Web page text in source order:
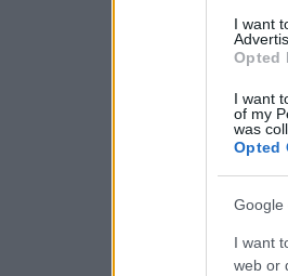
I want
Opted
I want
of my
was
Opted
Google
I want
web or